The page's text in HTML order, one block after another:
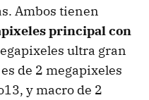
Ambos tienen
principal con
ultra gran
de 2 megapixeles
y macro de 2